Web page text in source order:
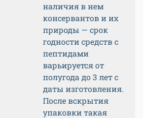
наличия в нем
консервантов и их
природы — срок
годности средств с
пептидами
варьируется от
полугода до 3 лет с
даты изготовления.
После вскрытия
упаковки такая